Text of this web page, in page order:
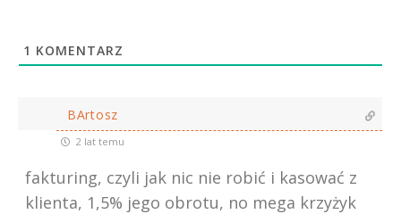
1 KOMENTARZ
BArtosz
2 lat temu
fakturing, czyli jak nic nie robić i kasować z
klienta, 1,5% jego obrotu, no mega krzyżyk